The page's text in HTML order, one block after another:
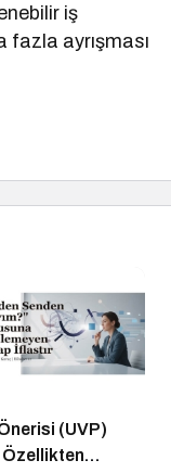
iş
fazla ayrışması
(UVP)
Özellikten